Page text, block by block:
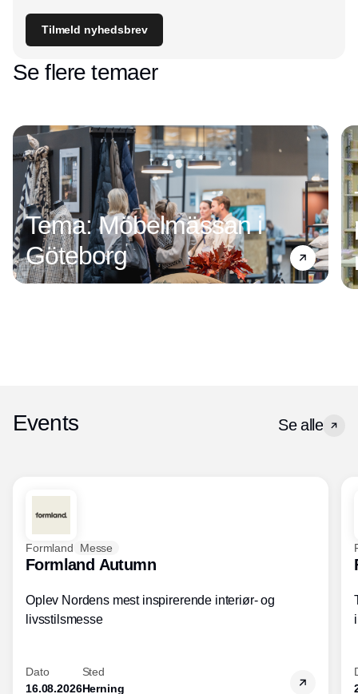
Tilmeld nyhedsbrev
Se flere temaer
Tema: Möbelmässan i
Göteborg
Events Se alle
Formland Messe
Formland Autumn
Oplev Nordens mest inspirerende interiør- og
livsstilsmesse
Dato
16.08.2026
Sted
Herning